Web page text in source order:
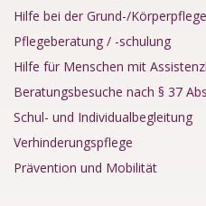
Hilfe bei der Grund-/Körperpflege
Pflegeberatung / -schulung
Hilfe für Menschen mit
Beratungsbesuche nach § 37
Schul- und Individualbegleitung
Verhinderungspflege
Prävention und Mobilität